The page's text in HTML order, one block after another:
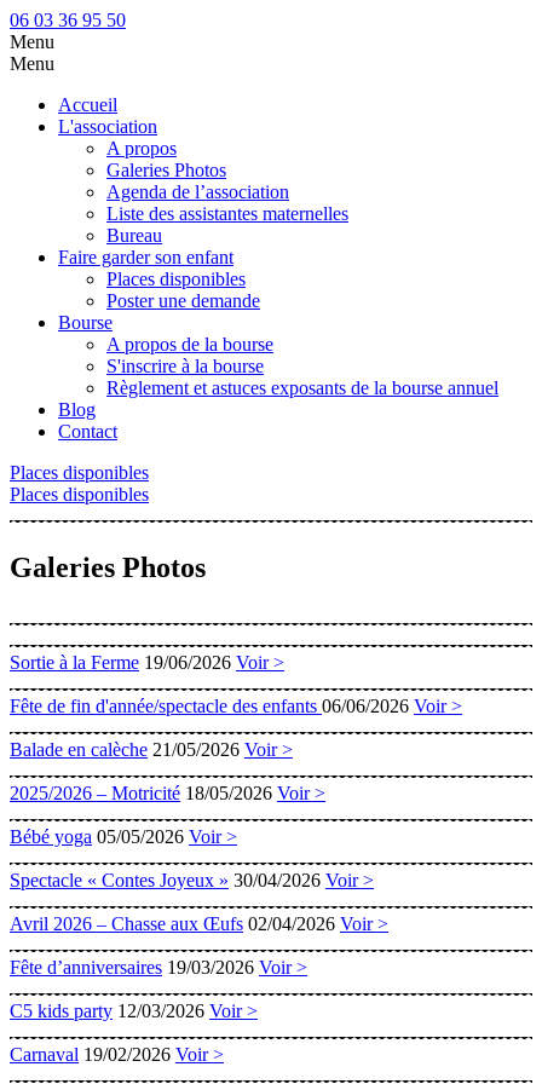
06 03 36 95 50
Menu
Menu
Accueil
L'association
A propos
Galeries Photos
Agenda de l’association
Liste des assistantes maternelles
Bureau
Faire garder son enfant
Places disponibles
Poster une demande
Bourse
A propos de la bourse
S'inscrire à la bourse
Règlement et astuces exposants de la bourse annuel
Blog
Contact
Places disponibles
Places disponibles
Galeries Photos
Sortie à la Ferme 19/06/2026 Voir >
Fête de fin d'année/spectacle des enfants 06/06/2026 Voir >
Balade en calèche 21/05/2026 Voir >
2025/2026 – Motricité 18/05/2026 Voir >
Bébé yoga 05/05/2026 Voir >
Spectacle « Contes Joyeux » 30/04/2026 Voir >
Avril 2026 – Chasse aux Œufs 02/04/2026 Voir >
Fête d’anniversaires 19/03/2026 Voir >
C5 kids party 12/03/2026 Voir >
Carnaval 19/02/2026 Voir >